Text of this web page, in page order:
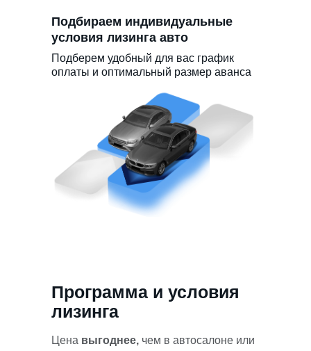
Подбираем индивидуальные
условия лизинга авто
Подберем удобный для вас график
оплаты и оптимальный размер аванса
Программа и условия
лизинга
Цена выгоднее, чем в автосалоне или